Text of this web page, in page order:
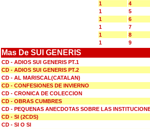
1
4
1
5
1
6
1
7
1
8
1
9
Mas De SUI GENERIS
CD - ADIOS SUI GENERIS PT.1
CD - ADIOS SUI GENERIS PT.2
CD - AL MARISCAL(CATALAN)
CD - CONFESIONES DE INVIERNO
CD - CRONICA DE COLECCION
CD - OBRAS CUMBRES
CD - PEQUENAS ANECDOTAS SOBRE LAS
CD - SI (2CDS)
CD - SI O SI